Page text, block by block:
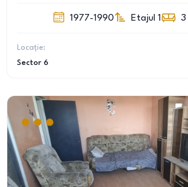
1977-1990 Etajul 1 3
Locație:
Sector 6